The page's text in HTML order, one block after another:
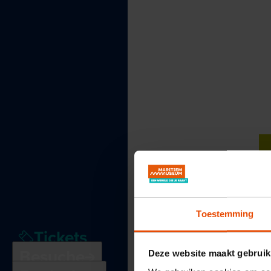
Toestemming
Deze website maakt
Tickets
Besuche